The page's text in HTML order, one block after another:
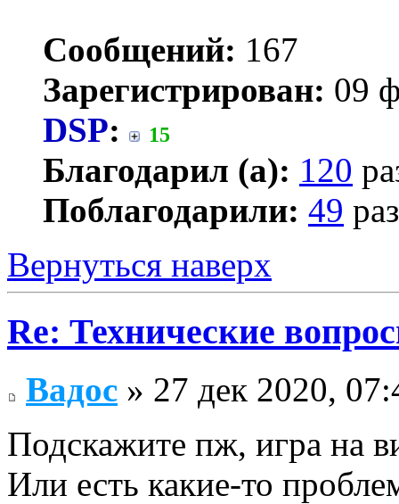
Сообщений: 167
Зарегистрирован: 09
DSP: 15
Благодарил (а): 120
Поблагодарили: 49
Вернуться наверх
Re: Технические
Вадос » 27 дек 2020,
Подскажите пж, игра на
Или есть какие-то